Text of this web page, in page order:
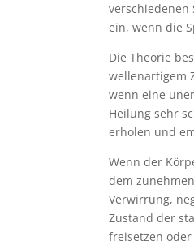
verschiedenen
ein, wenn die
Die Theorie
wellenartigem
wenn eine
Heilung sehr
erholen und
Wenn der
dem
Verwirrung,
Zustand der
freisetzen